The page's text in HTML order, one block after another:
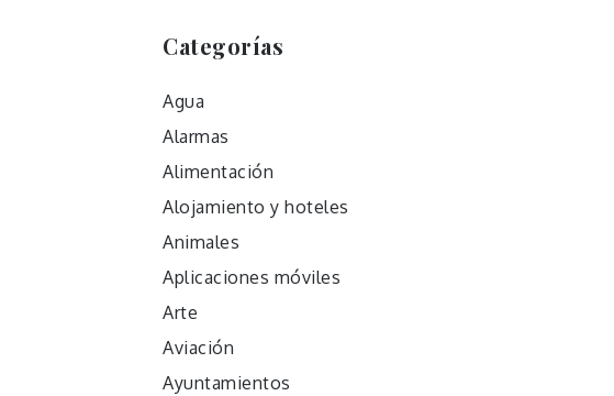
Categorías
Agua
Alarmas
Alimentación
Alojamiento y hoteles
Animales
Aplicaciones móviles
Arte
Aviación
Ayuntamientos